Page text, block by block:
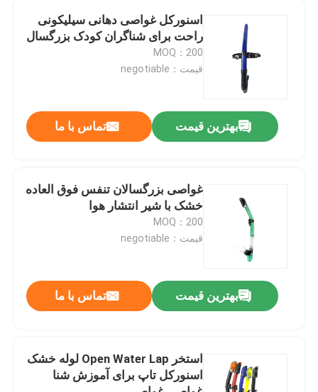
محصولات
تور کارخانه
درخواست نقل قول
عینک ایمنی عینک
اسنورکل غواصی دهانی سیلیکونی
راحت برای شناگران کودک بزرگسال
MOQ：200
قیمت：negotiable
بهترین قیمت تماس با ما
غواصی بزرگسالان تنفس فوق العاده
خشک با شیر انتشار هوا
MOQ：200
قیمت：negotiable
بهترین قیمت تماس با ما
استخر Open Water Lap لوله خشک
اسنورکل تاپ برای آموزش شنا